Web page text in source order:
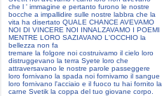
che l ' immagine e pertanto furono le nostre
bocche a impallidire sulle nostre labbra che la
vita ha disertato QUALE CHANCE AVEVAMO
NOI DI VINCERE NOI INNALZAVAMO I POEMI
MENTRE LORO SAZIAVANO L'OCCHIO la
bellezza non fa
tremare la folgore noi costruivamo il cielo loro
distruggevano la terra Syete loro che
attraversavano le nostre parole passeggere
loro fornivano la spada noi fornivamo il sangue
loro fornivano l'acciaio e il fuoco tu hai fornito la
carne Svetik la coppa del tuo giovane corpo.